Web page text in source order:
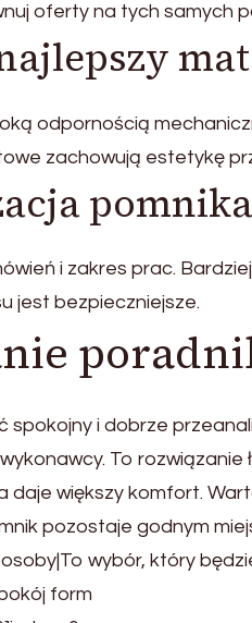
oferty na tych samych
odpornością
zachowują estetykę
i zakres prac.
jest bezpieczniejsze.
spokojny i dobrze
To rozwiązanie
daje większy komfort.
pozostaje godnym
wybór, który
form